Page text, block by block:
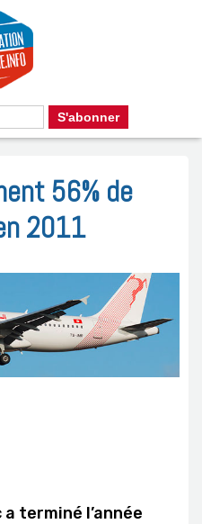
56% de
2011
terminé l’année